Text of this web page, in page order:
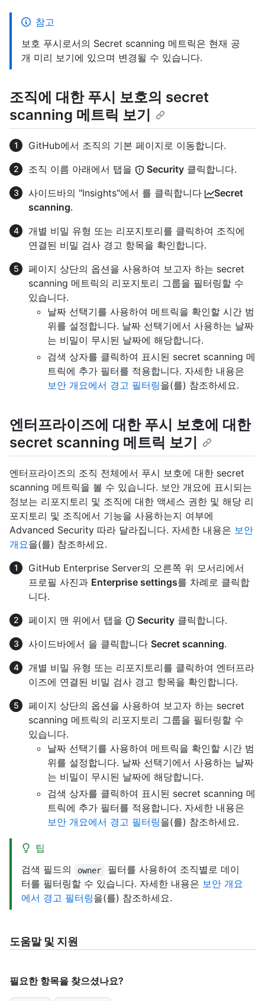
참고
보호 푸시로서의 Secret scanning 메트릭은 현재 공
개 미리 보기에 있으며 변경될 수 있습니다.
조직에 대한 푸시 보호의 secret
scanning 메트릭 보기
GitHub에서 조직의 기본 페이지로 이동합니다.
조직 이름 아래에서 탭을
Security 클릭합니다.
사이드바의 "Insights"에서 를 클릭합니다
Secret
scanning.
개별 비밀 유형 또는 리포지토리를 클릭하여 조직에
연결된 비밀 검사 경고 항목을 확인합니다.
페이지 상단의 옵션을 사용하여 보고자 하는 secret
scanning 메트릭의 리포지토리 그룹을 필터링할 수
있습니다.
날짜 선택기를 사용하여 메트릭을 확인할 시간 범
위를 설정합니다. 날짜 선택기에서 사용하는 날짜
는 비밀이 무시된 날짜에 해당합니다.
검색 상자를 클릭하여 표시된 secret scanning 메
트릭에 추가 필터를 적용합니다. 자세한 내용은
보안 개요에서 경고 필터링을(를) 참조하세요.
엔터프라이즈에 대한 푸시 보호에 대한
secret scanning 메트릭 보기
엔터프라이즈의 조직 전체에서 푸시 보호에 대한 secret
scanning 메트릭을 볼 수 있습니다. 보안 개요에 표시되는
정보는 리포지토리 및 조직에 대한 액세스 권한 및 해당 리
포지토리 및 조직에서 기능을 사용하는지 여부에
Advanced Security 따라 달라집니다. 자세한 내용은 보안
개요을(를) 참조하세요.
GitHub Enterprise Server의 오른쪽 위 모서리에서
프로필 사진과 Enterprise settings를 차례로 클릭합
니다.
페이지 맨 위에서 탭을
Security 클릭합니다.
사이드바에서 을 클릭합니다 Secret scanning.
개별 비밀 유형 또는 리포지토리를 클릭하여 엔터프라
이즈에 연결된 비밀 검사 경고 항목을 확인합니다.
페이지 상단의 옵션을 사용하여 보고자 하는 secret
scanning 메트릭의 리포지토리 그룹을 필터링할 수
있습니다.
날짜 선택기를 사용하여 메트릭을 확인할 시간 범
위를 설정합니다. 날짜 선택기에서 사용하는 날짜
는 비밀이 무시된 날짜에 해당합니다.
검색 상자를 클릭하여 표시된 secret scanning 메
트릭에 추가 필터를 적용합니다. 자세한 내용은
보안 개요에서 경고 필터링을(를) 참조하세요.
팁
검색 필드의
owner
필터를 사용하여 조직별로 데이
터를 필터링할 수 있습니다. 자세한 내용은 보안 개요
에서 경고 필터링을(를) 참조하세요.
도움말 및 지원
필요한 항목을 찾으셨나요?